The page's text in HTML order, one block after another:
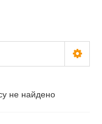
не найдено